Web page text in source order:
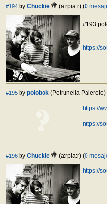
#194 by Chuckie (a:rpia:r) (0
#193
https://
#195 by polobok (Petrunelia Paierele)
https://
https://
#196 by Chuckie (a:rpia:r) (0
https://